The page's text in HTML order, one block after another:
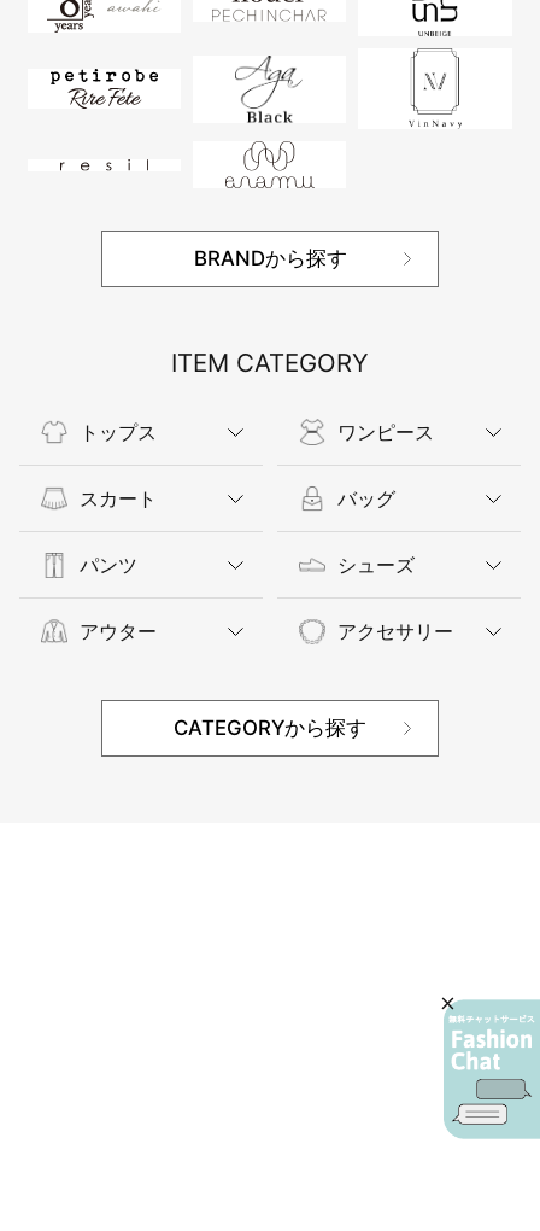
BRANDから探す
ITEM CATEGORY
トップス
スカート
パンツ
アウター
ワンピース
バッグ
シューズ
アクセサリー
CATEGORYから探す